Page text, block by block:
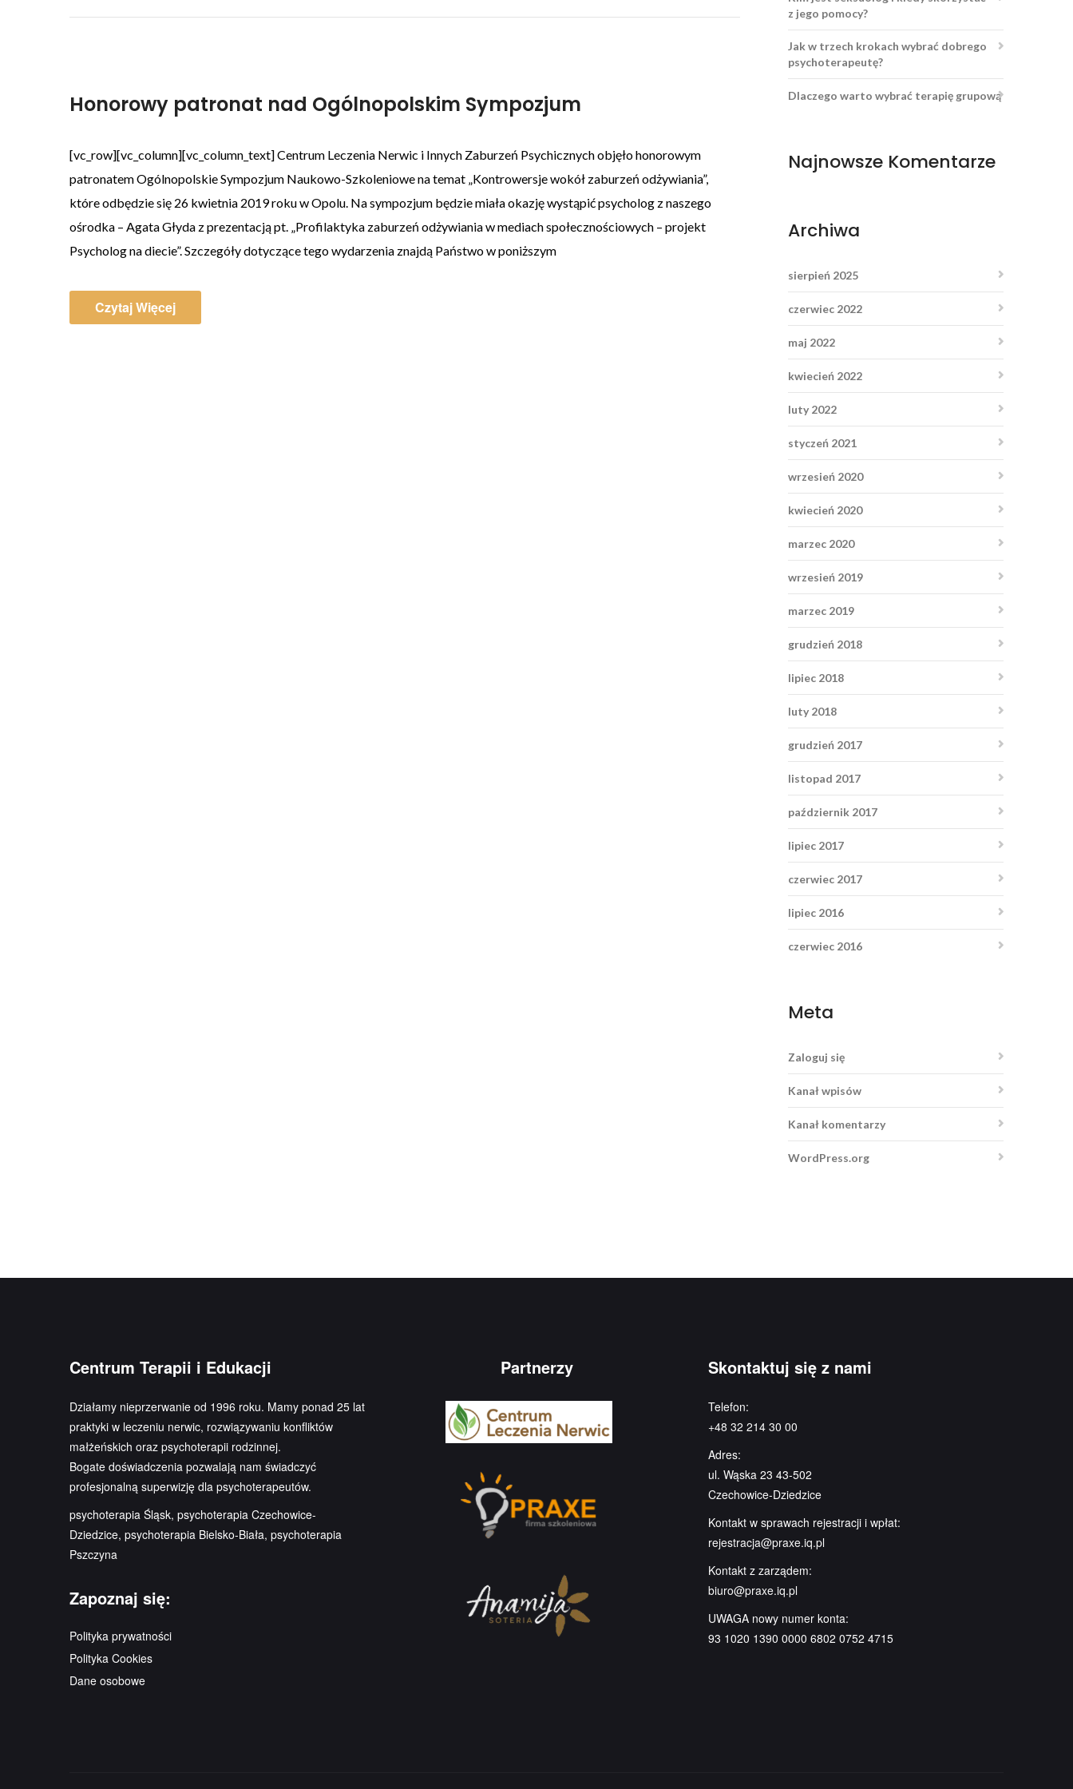
Honorowy patronat nad Ogólnopolskim Sympozjum
[vc_row][vc_column][vc_column_text] Centrum Leczenia Nerwic i Innych Zaburzeń Psychicznych objęło honorowym
patronatem Ogólnopolskie Sympozjum Naukowo-Szkoleniowe na temat „Kontrowersje wokół zaburzeń odżywiania”,
które odbędzie się 26 kwietnia 2019 roku w Opolu. Na sympozjum będzie miała okazję wystąpić psycholog z naszego
ośrodka – Agata Głyda z prezentacją pt. „Profilaktyka zaburzeń odżywiania w mediach społecznościowych – projekt
Psycholog na diecie”. Szczegóły dotyczące tego wydarzenia znajdą Państwo w poniższym
Czytaj Więcej
z jego pomocy?
Jak w trzech krokach wybrać dobrego
psychoterapeutę?
Dlaczego warto wybrać terapię grupową
Najnowsze Komentarze
Archiwa
sierpień 2025
czerwiec 2022
maj 2022
kwiecień 2022
luty 2022
styczeń 2021
wrzesień 2020
kwiecień 2020
marzec 2020
wrzesień 2019
marzec 2019
grudzień 2018
lipiec 2018
luty 2018
grudzień 2017
listopad 2017
październik 2017
lipiec 2017
czerwiec 2017
lipiec 2016
czerwiec 2016
Meta
Zaloguj się
Kanał wpisów
Kanał komentarzy
WordPress.org
Centrum Terapii i Edukacji
Działamy nieprzerwanie od 1996 roku. Mamy ponad 25 lat
praktyki w leczeniu nerwic, rozwiązywaniu konfliktów
małżeńskich oraz psychoterapii rodzinnej.
Bogate doświadczenia pozwalają nam świadczyć
profesjonalną superwizję dla psychoterapeutów.
psychoterapia Śląsk, psychoterapia Czechowice-
Dziedzice, psychoterapia Bielsko-Biała, psychoterapia
Pszczyna
Zapoznaj się:
Polityka prywatności
Polityka Cookies
Dane osobowe
Partnerzy Skontaktuj się z nami
Telefon:
+48 32 214 30 00
Adres:
ul. Wąska 23 43-502
Czechowice-Dziedzice
Kontakt w sprawach rejestracji i wpłat:
rejestracja@praxe.iq.pl
Kontakt z zarządem:
biuro@praxe.iq.pl
UWAGA nowy numer konta:
93 1020 1390 0000 6802 0752 4715